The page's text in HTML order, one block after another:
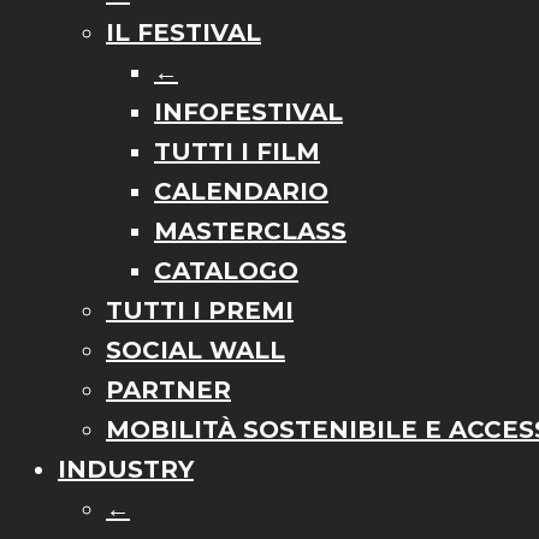
IL FESTIVAL
←
INFOFESTIVAL
TUTTI I FILM
CALENDARIO
MASTERCLASS
CATALOGO
TUTTI I PREMI
SOCIAL WALL
PARTNER
MOBILITÀ SOSTENIBILE E
INDUSTRY
←